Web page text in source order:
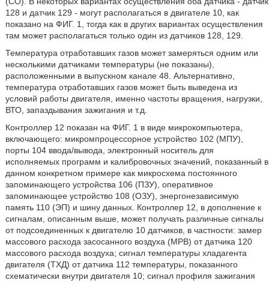
128 и датчик 129 - могут располагаться в двигателе 10, как
показано на ФИГ. 1, тогда как в других вариантах осуществления
там может располагаться только один из датчиков 128, 129.
Температура отработавших газов может замеряться одним или
несколькими датчиками температуры (не показаны),
расположенными в выпускном канале 48. Альтернативно,
температура отработавших газов может быть выведена из
условий работы двигателя, именно частоты вращения, нагрузки,
ВТО, запаздывания зажигания и т.д.
Контроллер 12 показан на ФИГ. 1 в виде микрокомпьютера,
включающего: микромпроцессорное устройство 102 (МПУ),
порты 104 ввода/вывода, электронный носитель для
исполняемых программ и калибровочных значений, показанный в
данном конкретном примере как микросхема постоянного
запоминающего устройства 106 (ПЗУ), оперативное
запоминающее устройство 108 (ОЗУ), энергонезависимую
память 110 (ЭП) и шину данных. Контроллер 12, в дополнение к
сигналам, описанным выше, может получать различные сигналы
от подсоединенных к двигателю 10 датчиков, в частности: замер
массового расхода засосанного воздуха (МРВ) от датчика 120
массового расхода воздуха; сигнал температуры хладагента
двигателя (ТХД) от датчика 112 температуры, показанного
схематически внутри двигателя 10; сигнал профиля зажигания